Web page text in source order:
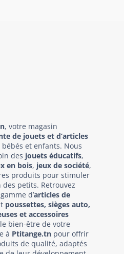
, votre magasin
de jouets et d’articles
et enfants. Nous
des jouets éducatifs,
en bois, jeux de société,
produits pour stimuler
des petits. Retrouvez
d’articles de
poussettes, sièges auto,
et accessoires
bien-être de votre
à Ptitange.tn pour offrir
de qualité, adaptés